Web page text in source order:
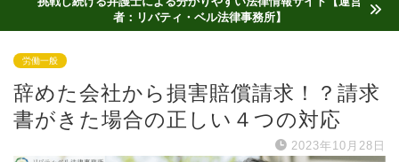
者：リバティ・ベル法律事務所】
労働一般
辞めた会社から損害賠償請求！？請求
書がきた場合の正しい４つの対応
2023年10月28日